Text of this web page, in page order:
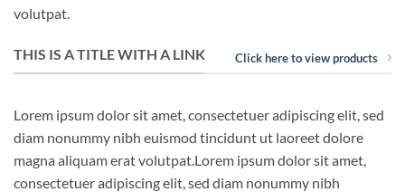
volutpat.
THIS IS A TITLE WITH A LINK Click here to view products
Lorem ipsum dolor sit amet, consectetuer adipiscing elit, sed
diam nonummy nibh euismod tincidunt ut laoreet dolore
magna aliquam erat volutpat.Lorem ipsum dolor sit amet,
consectetuer adipiscing elit, sed diam nonummy nibh